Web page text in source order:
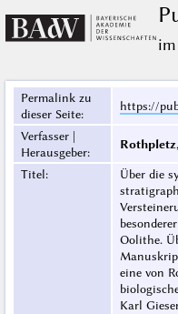
Permalink zu
dieser Seite:
https://
Verfasser |
Herausgeber:
Rothpletz
Titel:
Über die
Oolithe.
eine von
Karl